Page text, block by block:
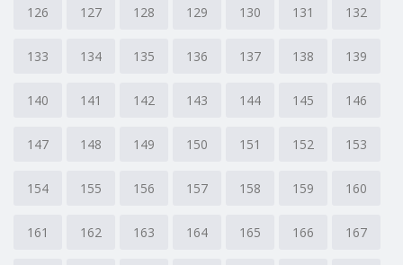
126 127 128 129 130 131 132
133 134 135 136 137 138 139
140 141 142 143 144 145 146
147 148 149 150 151 152 153
154 155 156 157 158 159 160
161 162 163 164 165 166 167